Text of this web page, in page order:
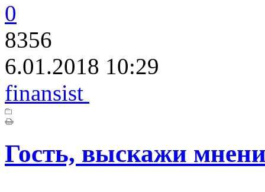
0
8356
6.01.2018 10:29
finansist
Гость, выскажи